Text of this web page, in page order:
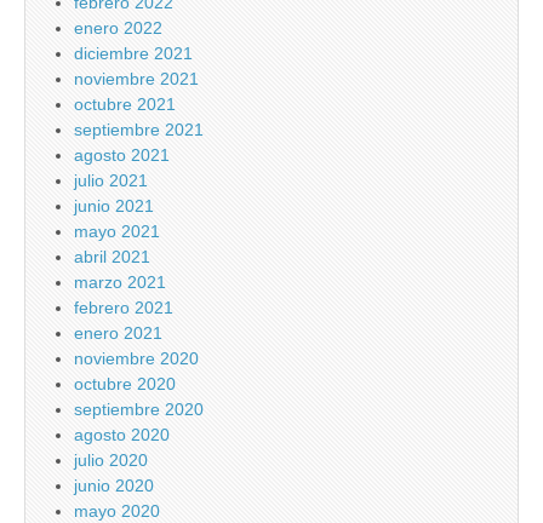
enero 2022
diciembre 2021
noviembre 2021
octubre 2021
septiembre 2021
agosto 2021
julio 2021
junio 2021
mayo 2021
abril 2021
marzo 2021
febrero 2021
enero 2021
noviembre 2020
octubre 2020
septiembre 2020
agosto 2020
julio 2020
junio 2020
mayo 2020